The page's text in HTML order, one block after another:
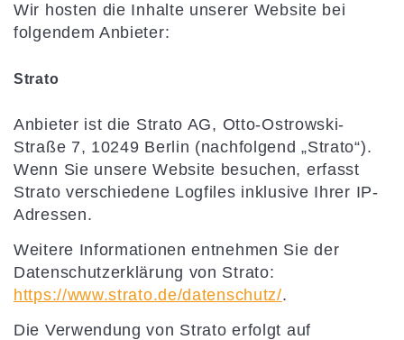
Wir hosten die Inhalte unserer Website bei
folgendem Anbieter:
Strato
Anbieter ist die Strato AG, Otto-Ostrowski-
Straße 7, 10249 Berlin (nachfolgend „Strato“).
Wenn Sie unsere Website besuchen, erfasst
Strato verschiedene Logfiles inklusive Ihrer IP-
Adressen.
Weitere Informationen entnehmen Sie der
Datenschutzerklärung von Strato:
https://www.strato.de/datenschutz/.
Die Verwendung von Strato erfolgt auf